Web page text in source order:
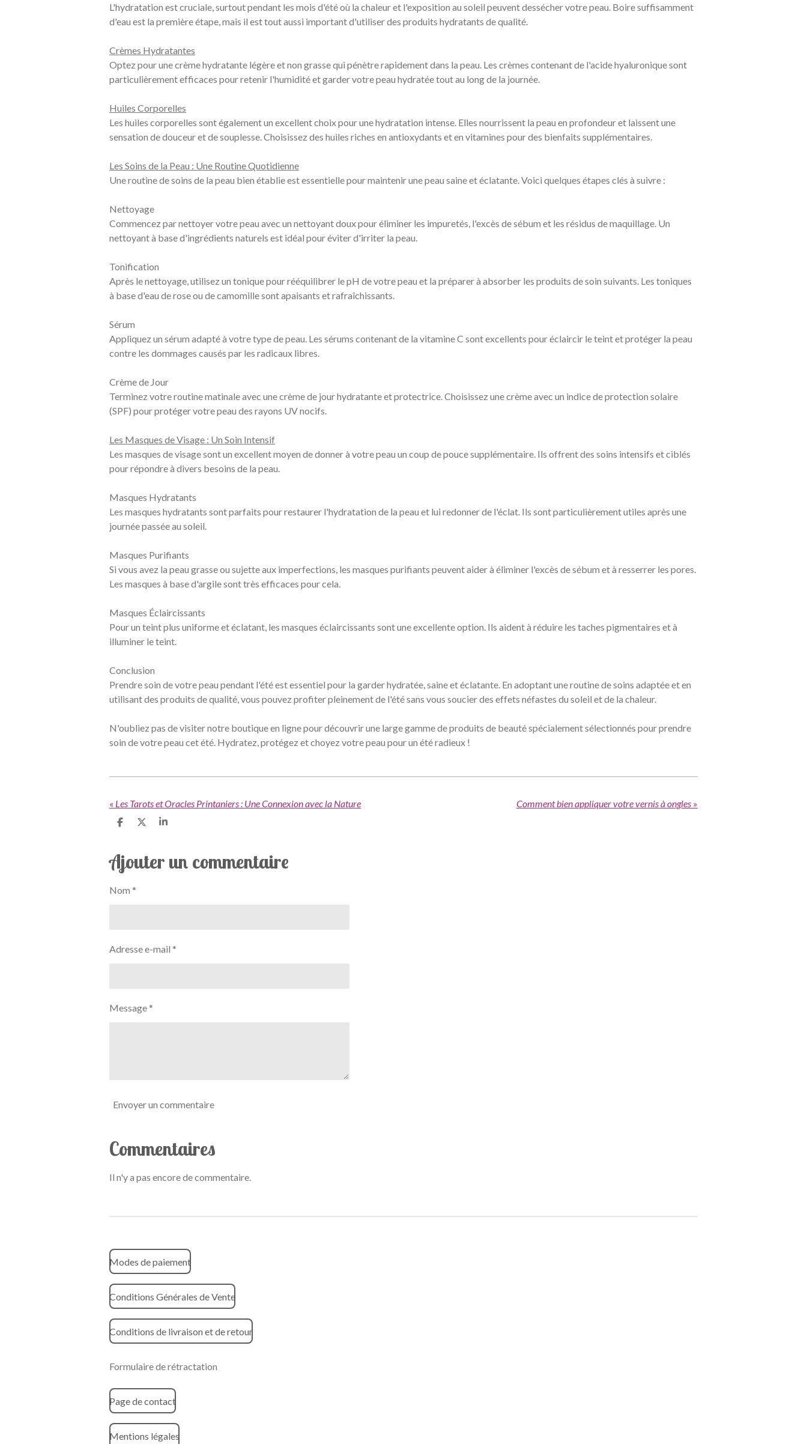
L'hydratation est cruciale, surtout pendant les mois d'été où la chaleur et l'exposition au soleil peuvent dessécher votre peau. Boire suffisamment
d'eau est la première étape, mais il est tout aussi important d'utiliser des produits hydratants de qualité.
Crèmes Hydratantes
Optez pour une crème hydratante légère et non grasse qui pénètre rapidement dans la peau. Les crèmes contenant de l'acide hyaluronique sont
particulièrement efficaces pour retenir l'humidité et garder votre peau hydratée tout au long de la journée.
Huiles Corporelles
Les huiles corporelles sont également un excellent choix pour une hydratation intense. Elles nourrissent la peau en profondeur et laissent une
sensation de douceur et de souplesse. Choisissez des huiles riches en antioxydants et en vitamines pour des bienfaits supplémentaires.
Les Soins de la Peau : Une Routine Quotidienne
Une routine de soins de la peau bien établie est essentielle pour maintenir une peau saine et éclatante. Voici quelques étapes clés à suivre :
Nettoyage
Commencez par nettoyer votre peau avec un nettoyant doux pour éliminer les impuretés, l'excès de sébum et les résidus de maquillage. Un
nettoyant à base d'ingrédients naturels est idéal pour éviter d'irriter la peau.
Tonification
Après le nettoyage, utilisez un tonique pour rééquilibrer le pH de votre peau et la préparer à absorber les produits de soin suivants. Les toniques
à base d'eau de rose ou de camomille sont apaisants et rafraîchissants.
Sérum
Appliquez un sérum adapté à votre type de peau. Les sérums contenant de la vitamine C sont excellents pour éclaircir le teint et protéger la peau
contre les dommages causés par les radicaux libres.
Crème de Jour
Terminez votre routine matinale avec une crème de jour hydratante et protectrice. Choisissez une crème avec un indice de protection solaire
(SPF) pour protéger votre peau des rayons UV nocifs.
Les Masques de Visage : Un Soin Intensif
Les masques de visage sont un excellent moyen de donner à votre peau un coup de pouce supplémentaire. Ils offrent des soins intensifs et ciblés
pour répondre à divers besoins de la peau.
Masques Hydratants
Les masques hydratants sont parfaits pour restaurer l'hydratation de la peau et lui redonner de l'éclat. Ils sont particulièrement utiles après une
journée passée au soleil.
Masques Purifiants
Si vous avez la peau grasse ou sujette aux imperfections, les masques purifiants peuvent aider à éliminer l'excès de sébum et à resserrer les pores.
Les masques à base d'argile sont très efficaces pour cela.
Masques Éclaircissants
Pour un teint plus uniforme et éclatant, les masques éclaircissants sont une excellente option. Ils aident à réduire les taches pigmentaires et à
illuminer le teint.
Conclusion
Prendre soin de votre peau pendant l'été est essentiel pour la garder hydratée, saine et éclatante. En adoptant une routine de soins adaptée et en
utilisant des produits de qualité, vous pouvez profiter pleinement de l'été sans vous soucier des effets néfastes du soleil et de la chaleur.
N'oubliez pas de visiter notre boutique en ligne pour découvrir une large gamme de produits de beauté spécialement sélectionnés pour prendre
soin de votre peau cet été. Hydratez, protégez et choyez votre peau pour un été radieux !
« Les Tarots et Oracles Printaniers : Une Connexion avec la Nature Comment bien appliquer votre vernis à ongles »
P
t
g
r
P
a
P
a
Ajouter un commentaire
Nom *
Adresse e-mail *
Message *
Envoyer un commentaire
Commentaires
Il n'y a pas encore de commentaire.
Modes de paiement
Conditions Générales de Vente
Conditions de livraison et de retour
Formulaire de rétractation
Page de contact
Mentions légales